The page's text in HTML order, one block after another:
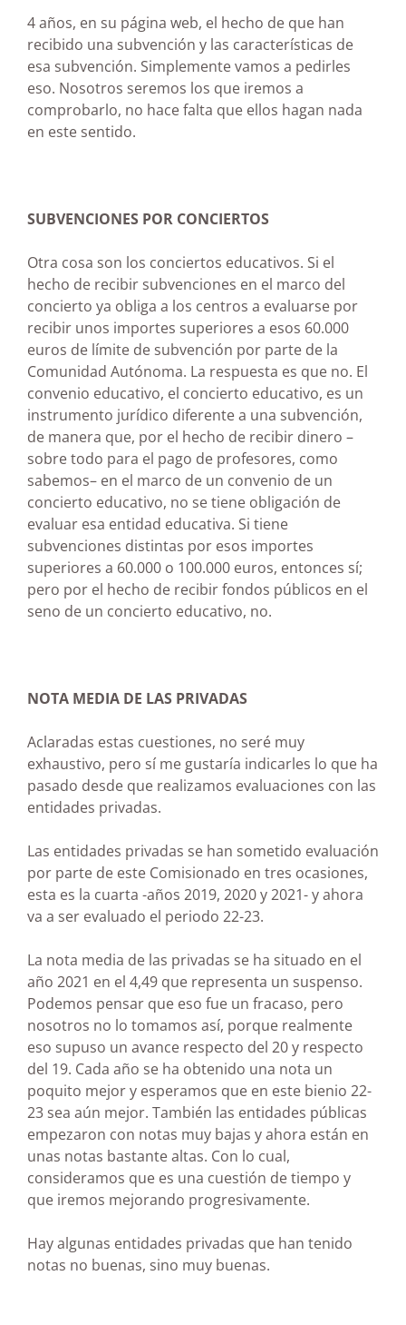
4 años, en su página web, el hecho de que han
recibido una subvención y las características de
esa subvención. Simplemente vamos a pedirles
eso. Nosotros seremos los que iremos a
comprobarlo, no hace falta que ellos hagan nada
en este sentido.
SUBVENCIONES POR CONCIERTOS
Otra cosa son los conciertos educativos. Si el
hecho de recibir subvenciones en el marco del
concierto ya obliga a los centros a evaluarse por
recibir unos importes superiores a esos 60.000
euros de límite de subvención por parte de la
Comunidad Autónoma. La respuesta es que no. El
convenio educativo, el concierto educativo, es un
instrumento jurídico diferente a una subvención,
de manera que, por el hecho de recibir dinero –
sobre todo para el pago de profesores, como
sabemos– en el marco de un convenio de un
concierto educativo, no se tiene obligación de
evaluar esa entidad educativa. Si tiene
subvenciones distintas por esos importes
superiores a 60.000 o 100.000 euros, entonces sí;
pero por el hecho de recibir fondos públicos en el
seno de un concierto educativo, no.
NOTA MEDIA DE LAS PRIVADAS
Aclaradas estas cuestiones, no seré muy
exhaustivo, pero sí me gustaría indicarles lo que ha
pasado desde que realizamos evaluaciones con las
entidades privadas.
Las entidades privadas se han sometido evaluación
por parte de este Comisionado en tres ocasiones,
esta es la cuarta -años 2019, 2020 y 2021- y ahora
va a ser evaluado el periodo 22-23.
La nota media de las privadas se ha situado en el
año 2021 en el 4,49 que representa un suspenso.
Podemos pensar que eso fue un fracaso, pero
nosotros no lo tomamos así, porque realmente
eso supuso un avance respecto del 20 y respecto
del 19. Cada año se ha obtenido una nota un
poquito mejor y esperamos que en este bienio 22-
23 sea aún mejor. También las entidades públicas
empezaron con notas muy bajas y ahora están en
unas notas bastante altas. Con lo cual,
consideramos que es una cuestión de tiempo y
que iremos mejorando progresivamente.
Hay algunas entidades privadas que han tenido
notas no buenas, sino muy buenas.